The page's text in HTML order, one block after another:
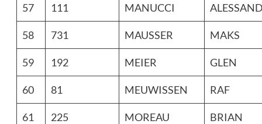
57 111 MANUCCI
58 731 MAUSSER MAKS
59 192 MEIER GLEN
60 81 MEUWISSEN RAF
61 225 MOREAU BRIAN